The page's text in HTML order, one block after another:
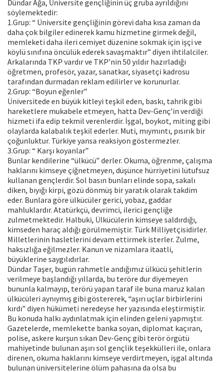
Dündar Ağa, Üniversite gençliğinin üç gruba ayrıldığını
söylemektedir:
1.Grup: “ Üniversite gençliğinin görevi daha kısa zaman da
daha çok bilgiler edinerek kamu hizmetine girmek değil,
memleketi daha ileri cemiyet düzenine sokmak için işçi ve
köylü sınıfına öncülük ederek savaşmaktır” diyen ihtilalciler.
Arkalarında TKP vardır ve TKP’nin 50 yıldır hazırladığı
öğretmen, profesör, yazar, sanatkar, siyasetçi kadrosu
tarafından durmadan reklam edilirler ve korunurlar.
2.Grup: “Boyun eğenler”
Üniversitede en büyük kitleyi teşkil eden, baskı, tahrik gibi
hareketlere mukabele etmeyen, hatta Dev-Genç’in verdiği
hizmeti ifa edip tekmil verenlerdir. İşgal, boykot, miting gibi
olaylarda kalabalık teşkil ederler. Muti, mıymıntı, pısırık bir
çoğunluktur. Türkiye yansa reaksiyon göstermezler.
3.Grup: “ Karşı koyanlar”
Bunlar kendilerine “ülkücü” derler. Okuma, öğrenme, çalışma
haklarını kimseye çiğnetmeyen, düşünce hürriyetini lütufsuz
kullanan gençlerdir. Sol basın bunları elinde sopa, sakalı
diken, bıyığı kirpi, gözü dönmüş bir yaratık olarak takdim
eder. Bunlara göre ülkücüler gerici, yobaz, gaddar
mahluklardır. Atatürkçü, devrimci, ilerici gençliğe
zulmetmektedir. Halbuki, Ülkücülerin kimseye saldırdığı,
kimseden haraç aldığı görülmemiştir. Türk Milliyetçisidirler.
Milletlerinin hasletlerini devam ettirmek isterler. Zulme,
haksızlığa eğilmezler. Kanun ve nizamlara itaatli,
büyüklerine saygılıdırlar.
Dündar Taşer, bugün rahmetle andığımız ülkücü şehitlerin
verilmeye başlandığı yıllarda, bu teröre dur diyemeyen
bununla kalmayıp, terörü yapan taraf ile buna maruz kalan
ülkücüleri aynıymış gibi göstererek, “aşırı uçlar birbirlerini
kırdı” diyen hükümeti neredeyse her yazısında eleştirmiştir.
Bu konuda halkı aydınlatmak için elinden geleni yapmıştır.
Gazetelerde, memlekette banka soyan, diplomat kaçıran,
polise, askere kurşun sıkan Dev-Genç gibi terör örgütü
mahiyetinde bulunan aşırı sol gençlik teşekkülleri ile, onlara
direnen, okuma haklarını kimseye verdirtmeyen, işgal altında
bulunan üniversitelerine ölüm pahasına da olsa bu